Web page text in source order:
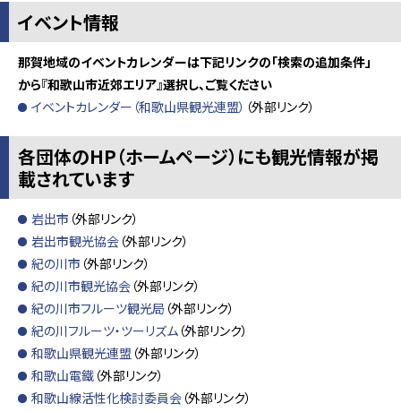
イベント情報
那賀地域のイベントカレンダーは下記リンクの「検索の追加条件」
から『和歌山市近郊エリア』選択し、ご覧ください
イベントカレンダー（和歌山県観光連盟） （外部リンク）
各団体のHP（ホームページ）にも観光情報が掲
載されています
岩出市 （外部リンク）
岩出市観光協会 （外部リンク）
紀の川市 （外部リンク）
紀の川市観光協会 （外部リンク）
紀の川市フルーツ観光局 （外部リンク）
紀の川フルーツ・ツーリズム （外部リンク）
和歌山県観光連盟 （外部リンク）
和歌山電鐵 （外部リンク）
和歌山線活性化検討委員会 （外部リンク）